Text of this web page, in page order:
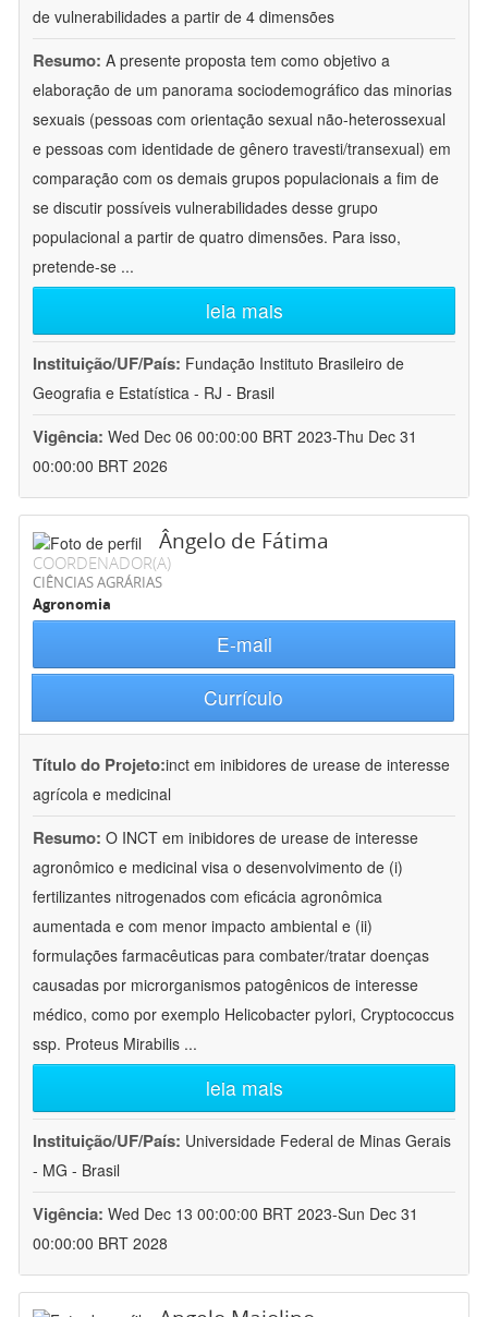
de vulnerabilidades a partir de 4 dimensões
Resumo: A presente proposta tem como objetivo a
elaboração de um panorama sociodemográfico das minorias
sexuais (pessoas com orientação sexual não-heterossexual
e pessoas com identidade de gênero travesti/transexual) em
comparação com os demais grupos populacionais a fim de
se discutir possíveis vulnerabilidades desse grupo
populacional a partir de quatro dimensões. Para isso,
pretende-se ...
leia mais
Instituição/UF/País: Fundação Instituto Brasileiro de
Geografia e Estatística - RJ - Brasil
Vigência: Wed Dec 06 00:00:00 BRT 2023-Thu Dec 31
00:00:00 BRT 2026
Ângelo de Fátima
COORDENADOR(A)
CIÊNCIAS AGRÁRIAS
Agronomia
E-mail
Currículo
Título do Projeto:inct em inibidores de urease de interesse
agrícola e medicinal
Resumo: O INCT em inibidores de urease de interesse
agronômico e medicinal visa o desenvolvimento de (i)
fertilizantes nitrogenados com eficácia agronômica
aumentada e com menor impacto ambiental e (ii)
formulações farmacêuticas para combater/tratar doenças
causadas por microrganismos patogênicos de interesse
médico, como por exemplo Helicobacter pylori, Cryptococcus
ssp. Proteus Mirabilis ...
leia mais
Instituição/UF/País: Universidade Federal de Minas Gerais
- MG - Brasil
Vigência: Wed Dec 13 00:00:00 BRT 2023-Sun Dec 31
00:00:00 BRT 2028